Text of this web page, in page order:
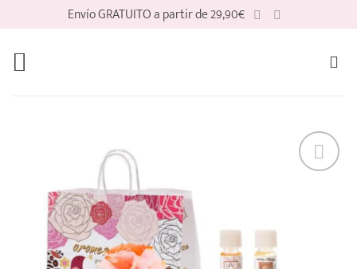
contenido
Envío GRATUITO a partir de 29,90€